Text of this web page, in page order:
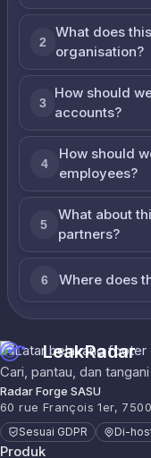
2
What does
organisation?
3
How should
accounts?
4
How should
employees?
5
What about
partners?
6 Where does
LeakRadar
Cari, pantau, dan
Radar Forge SASU
60 rue François 1er,
Sesuai GDPR Di-
Produk